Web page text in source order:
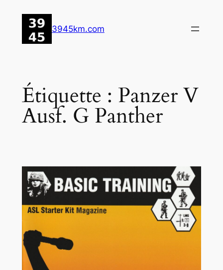
contenu
3945km.com
Étiquette : Panzer V
Ausf. G Panther